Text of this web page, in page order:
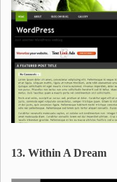
13. Within A Dream